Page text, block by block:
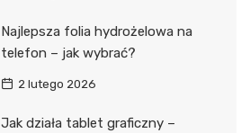
Najlepsza folia hydrożelowa na
telefon – jak wybrać?
2 lutego 2026
Jak działa tablet graficzny –